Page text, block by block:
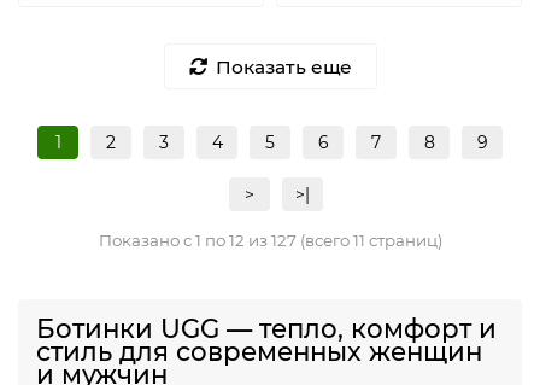
Показать еще
1 2 3 4 5 6 7 8 9
> >|
Показано с 1 по 12 из 127 (всего 11 страниц)
Ботинки UGG — тепло, комфорт и
стиль для современных женщин
и мужчин